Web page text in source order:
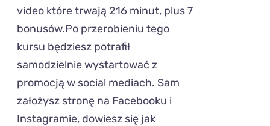
video które trwają 216 minut, plus 7
bonusów.Po przerobieniu tego
kursu będziesz potrafił
samodzielnie wystartować z
promocją w social mediach. Sam
założysz stronę na Facebooku i
Instagramie, dowiesz się jak